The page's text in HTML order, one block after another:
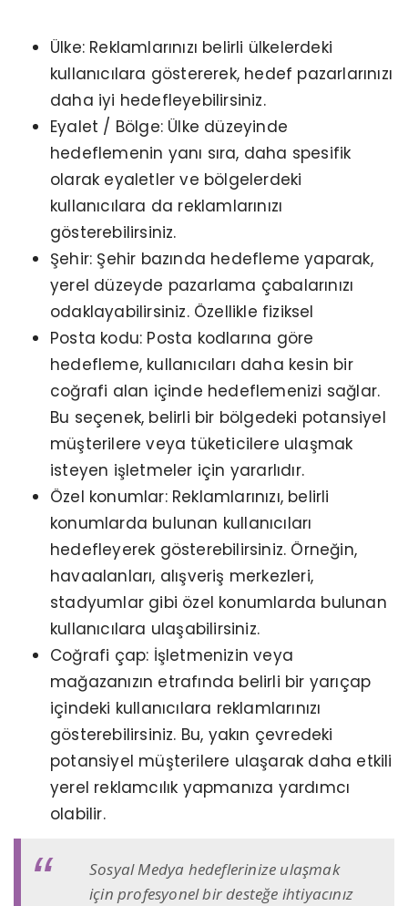
Ülke: Reklamlarınızı belirli ülkelerdeki
kullanıcılara göstererek, hedef pazarlarınızı
daha iyi hedefleyebilirsiniz.
Eyalet / Bölge: Ülke düzeyinde
hedeflemenin yanı sıra, daha spesifik
olarak eyaletler ve bölgelerdeki
kullanıcılara da reklamlarınızı
gösterebilirsiniz.
Şehir: Şehir bazında hedefleme yaparak,
yerel düzeyde pazarlama çabalarınızı
odaklayabilirsiniz. Özellikle fiziksel
Posta kodu: Posta kodlarına göre
hedefleme, kullanıcıları daha kesin bir
coğrafi alan içinde hedeflemenizi sağlar.
Bu seçenek, belirli bir bölgedeki potansiyel
müşterilere veya tüketicilere ulaşmak
isteyen işletmeler için yararlıdır.
Özel konumlar: Reklamlarınızı, belirli
konumlarda bulunan kullanıcıları
hedefleyerek gösterebilirsiniz. Örneğin,
havaalanları, alışveriş merkezleri,
stadyumlar gibi özel konumlarda bulunan
kullanıcılara ulaşabilirsiniz.
Coğrafi çap: İşletmenizin veya
mağazanızın etrafında belirli bir yarıçap
içindeki kullanıcılara reklamlarınızı
gösterebilirsiniz. Bu, yakın çevredeki
potansiyel müşterilere ulaşarak daha etkili
yerel reklamcılık yapmanıza yardımcı
olabilir.
Sosyal Medya hedeflerinize ulaşmak
için profesyonel bir desteğe ihtiyacınız